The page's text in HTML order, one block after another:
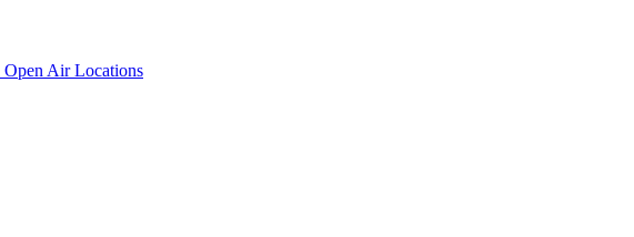
Open Air Locations